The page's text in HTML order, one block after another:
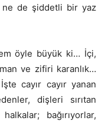
ne de şiddetli bir yaz
öyle büyük ki… İçi,
ve zifiri karanlık…
cayır cayır yanan
dişleri sırıtan
bağırıyorlar,